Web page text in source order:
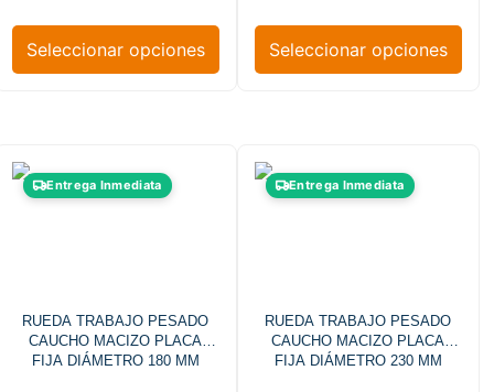
Seleccionar opciones Seleccionar opciones
Entrega Inmediata
RUEDA TRABAJO PESADO
CAUCHO MACIZO PLACA
FIJA DIÁMETRO 180 MM
Entrega Inmediata
RUEDA TRABAJO PESADO
CAUCHO MACIZO PLACA
FIJA DIÁMETRO 230 MM